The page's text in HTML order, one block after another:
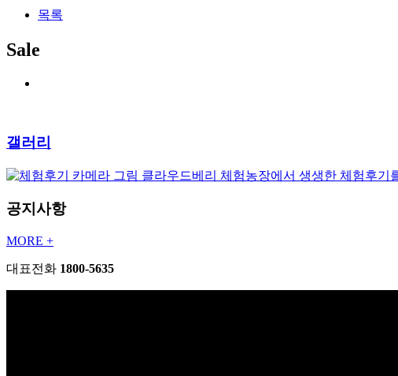
목록
Sale
갤러리
클라우드베리 체험농장에서 생생한 체험후기
공지사항
MORE +
대표전화 1800-5635